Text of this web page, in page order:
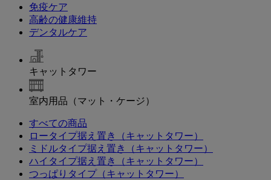
免疫ケア
高齢の健康維持
デンタルケア
キャットタワー
室内用品（マット・ケージ）
すべての商品
ロータイプ据え置き（キャットタワー）
ミドルタイプ据え置き（キャットタワー）
ハイタイプ据え置き（キャットタワー）
つっぱりタイプ（キャットタワー）